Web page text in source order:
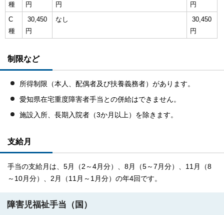
種
円
円
円
C
種
30,450
円
なし
30,450
円
制限など
所得制限（本人、配偶者及び扶養義務者）があります。
愛知県在宅重度障害者手当との併給はできません。
施設入所、長期入院者（3か月以上）を除きます。
支給月
手当の支給月は、5月（2～4月分）、8月（5～7月分）、11月（8
～10月分）、2月（11月～1月分）の年4回です。
障害児福祉手当（国）